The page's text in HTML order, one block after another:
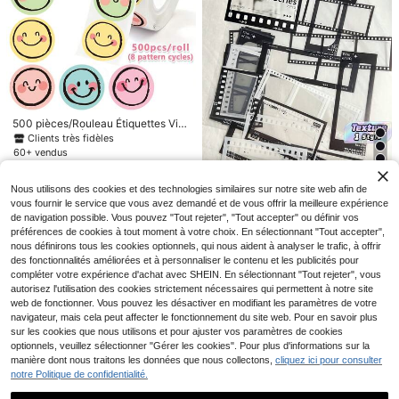
planches à roulettes, bouteilles d'ea
u, coques de téléphone, formes irré
gulières réutilisables auto-adhésive
s
50 pièces Autocollants Disney Win
nie l'Ourson sous licence, Décalco
manies pour Gobelet, Ordinateur po
rtable, Coque de téléphone, Bagag
e, Bureau & Scrapbooking, Cadeau
d'anniversaire idéal, Récompense s
colaire & Fournitures d'artisanat DIY
Fournitures scolaires
CA$2.52 -13% Derniers 3 jours
20% DE RÉDUCTION
Autocollants de chat noir & blanc si
mples, autocollants décoratifs à fon
d transparent pour journal, fournitur
es de bureau DIY, fournitures scolai
res
#5 BEST-SELLERS
200+ vendus
CA$1.68 -20% Derniers 3 jours
500 pièces/Rouleau Étiquettes Vis
age Souriant Étiquettes Visage Sou
riant Colorées Autocollants Décora
tifs de Récompense pour Enseigna
ettes Visage Souriant Heureux Auto
collants Sceau Fait Main Autocolla
nts d'Étanchéité Autocollants PVC I
mperméables
Clients très fidèles
60+ vendus
10% DE RÉDUCTION
14% DE RÉDUCTION
[Time Film Series]1 paquet Ensembl
e d'autocollants décoratifs de film r
étro noir et blanc pour cadres de sc
rapbooking DIY, 20 pièces/paquet,
Saint-Valentin, mariage de la Saint
-Valentin, anniversaire
#1 BEST-SELLERS de ANIMAL DE COMPAGNIE Autocollants assortis
300+ vendus
CA$2.16 -14% Derniers 3 jours
Estimé
Nous utilisons des cookies et des technologies similaires sur notre site web afin de
vous fournir le service que vous avez demandé et de vous offrir la meilleure expérience
de navigation possible. Vous pouvez "Tout rejeter", "Tout accepter" ou définir vos
préférences de cookies à tout moment à votre choix. En sélectionnant "Tout accepter",
nous définirons tous les cookies optionnels, qui nous aident à analyser le trafic, à offrir
des fonctionnalités améliorées et à personnaliser le contenu et les publicités pour
compléter votre expérience d'achat avec SHEIN. En sélectionnant "Tout rejeter", vous
autorisez l'utilisation des cookies strictement nécessaires qui permettent à notre site
web de fonctionner. Vous pouvez les désactiver en modifiant les paramètres de votre
navigateur, mais cela peut affecter le fonctionnement du site web. Pour en savoir plus
sur les cookies que nous utilisons et pour ajuster vos paramètres de cookies
optionnels, veuillez sélectionner "Gérer les cookies". Pour plus d'informations sur la
manière dont nous traitons les données que nous collectons, cliquez ici pour consulter
notre Politique de confidentialité.